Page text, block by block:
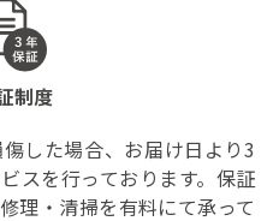
制度
した場合、お届け日より3
スを行っております。保証
理・清掃を有料にて承って